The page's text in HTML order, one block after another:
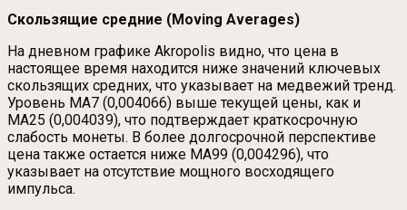
Скользящие средние (Moving Averages)
На дневном графике Akropolis видно, что цена в
настоящее время находится ниже значений ключевых
скользящих средних, что указывает на медвежий тренд.
Уровень MA7 (0,004066) выше текущей цены, как и
MA25 (0,004039), что подтверждает краткосрочную
слабость монеты. В более долгосрочной перспективе
цена также остается ниже MA99 (0,004296), что
указывает на отсутствие мощного восходящего
импульса.